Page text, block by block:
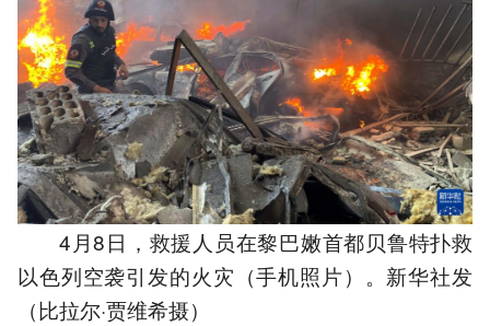
4月8日，救援人员在黎巴嫩首都贝鲁特扑救
以色列空袭引发的火灾（手机照片）。新华社发
（比拉尔·贾维希摄）